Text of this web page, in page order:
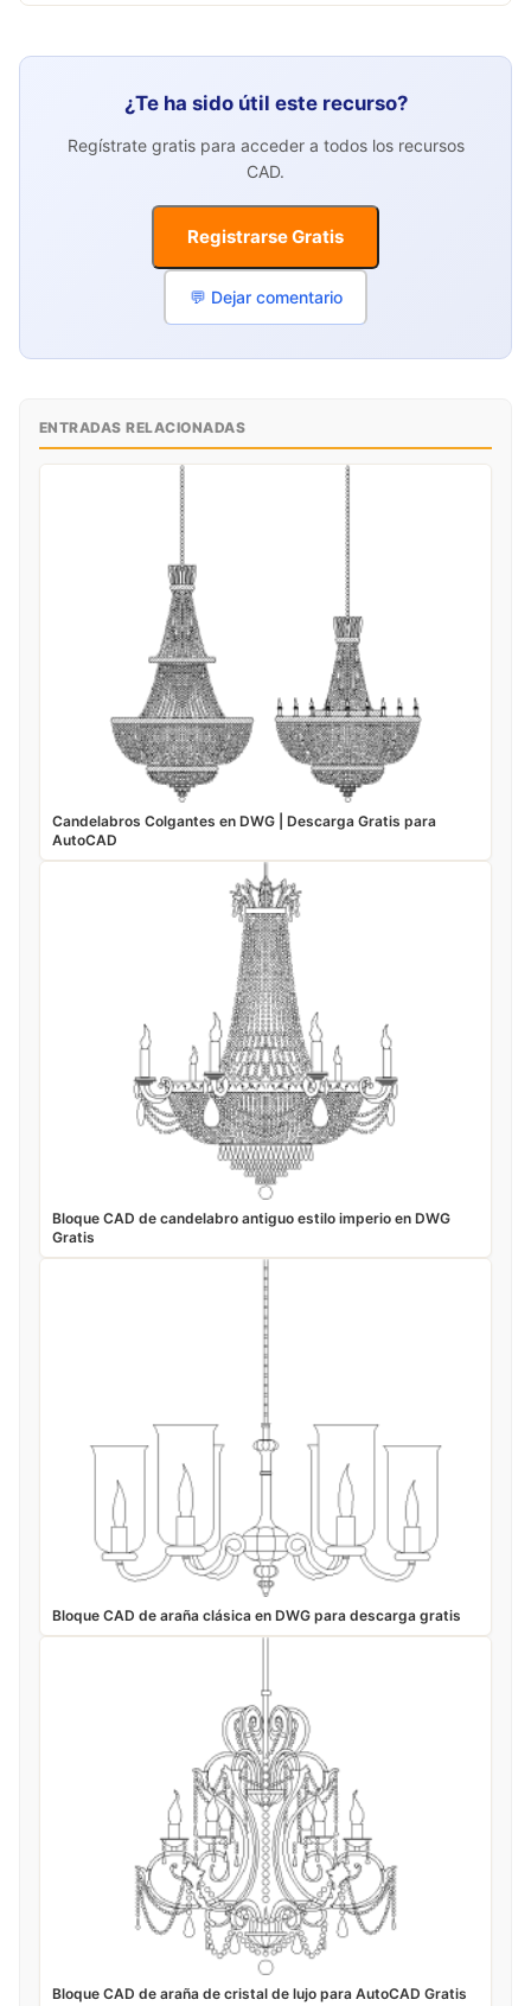
¿Te ha sido útil este recurso?
Regístrate gratis para acceder a todos los recursos
CAD.
Registrarse Gratis
💬 Dejar comentario
ENTRADAS RELACIONADAS
Candelabros Colgantes en DWG | Descarga Gratis para
AutoCAD
Bloque CAD de candelabro antiguo estilo imperio en DWG
Gratis
Bloque CAD de araña clásica en DWG para descarga gratis
Bloque CAD de araña de cristal de lujo para AutoCAD Gratis